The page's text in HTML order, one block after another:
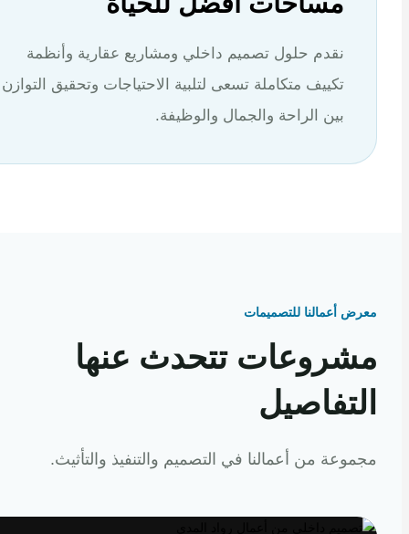
نقدم حلول تصميم داخلي ومشاريع عقارية وأنظمة
تكييف متكاملة تسعى لتلبية الاحتياجات وتحقيق التوازن
بين الراحة والجمال والوظيفة.
أعمالنا للتصميمات
تتحدث عنها
من أعمالنا في التصميم والتنفيذ والتأثيث.